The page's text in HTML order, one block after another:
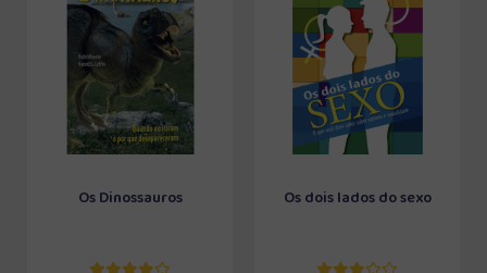
Os Dinossauros Os dois lados do sexo